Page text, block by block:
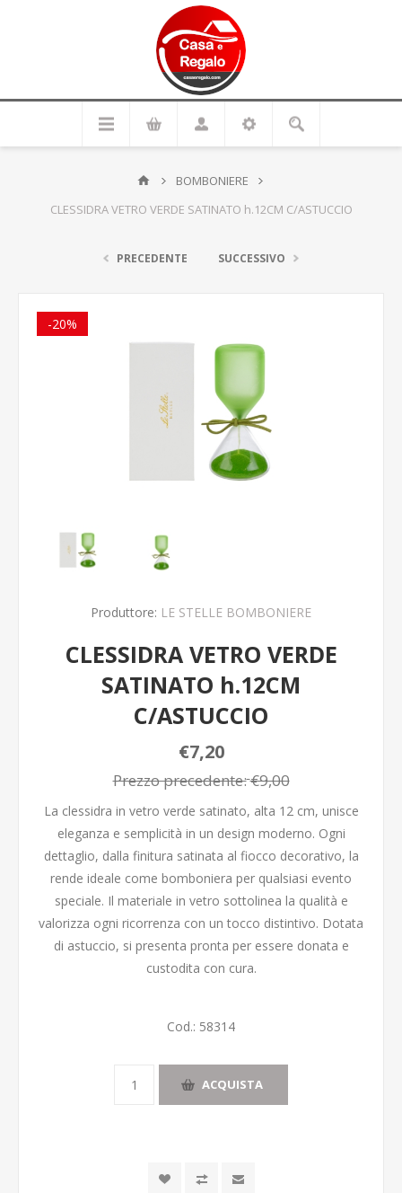
BOMBONIERE
CLESSIDRA VETRO VERDE SATINATO h.12CM C/ASTUCCIO
PRECEDENTE SUCCESSIVO
-20%
Produttore: LE STELLE BOMBONIERE
CLESSIDRA VETRO VERDE
SATINATO h.12CM
C/ASTUCCIO
€7,20
Prezzo precedente:€9,00
La clessidra in vetro verde satinato, alta 12 cm, unisce
eleganza e semplicità in un design moderno. Ogni
dettaglio, dalla finitura satinata al fiocco decorativo, la
rende ideale come bomboniera per qualsiasi evento
speciale. Il materiale in vetro sottolinea la qualità e
valorizza ogni ricorrenza con un tocco distintivo. Dotata
di astuccio, si presenta pronta per essere donata e
custodita con cura.
Cod.: 58314
ACQUISTA